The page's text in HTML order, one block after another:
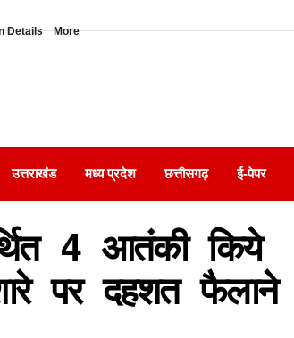
Details More
उत्तराखंड मध्य प्रदेश छत्तीसगढ़ ई-पेपर
4 आतंकी किये
पर दहशत फैलाने